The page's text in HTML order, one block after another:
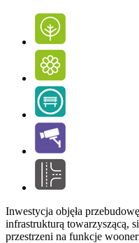
Inwestycja objęła
infrastrukturą towarzyszącą,
przestrzeni na funkcje